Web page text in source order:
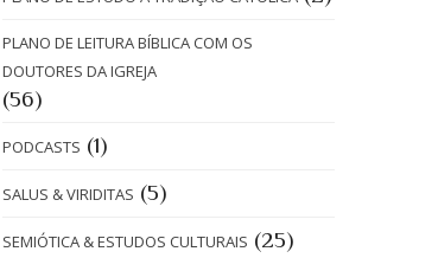
PLANO DE LEITURA BÍBLICA COM OS
DOUTORES DA IGREJA
(56)
PODCASTS (1)
SALUS & VIRIDITAS (5)
SEMIÓTICA & ESTUDOS CULTURAIS (25)